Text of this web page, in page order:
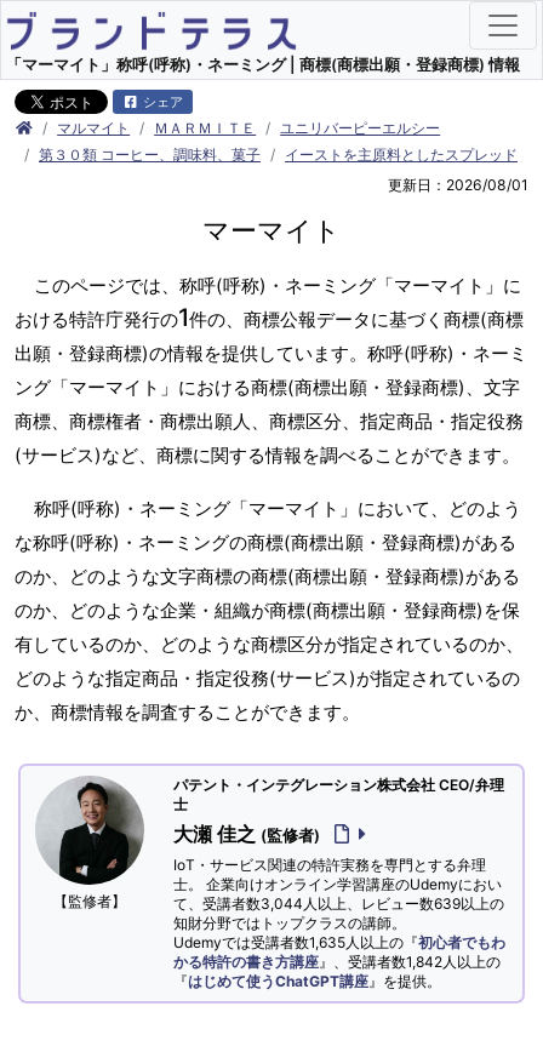
「マーマイト」称呼(呼称)・ネーミング | 商標(商標出願・登録商標) 情報
シェア
マルマイト ＭＡＲＭＩＴＥ
ユニリバーピーエルシー
第３０類 コーヒー、調味料、菓子
イーストを主原料としたスプレッド
更新日：2026/08/01
マーマイト
このページでは、称呼(呼称)・ネーミング「マーマイト」に
おける特許庁発行の1件の、商標公報データに基づく商標(商標
出願・登録商標)の情報を提供しています。称呼(呼称)・ネーミ
ング「マーマイト」における商標(商標出願・登録商標)、文字
商標、商標権者・商標出願人、商標区分、指定商品・指定役務
(サービス)など、商標に関する情報を調べることができます。
称呼(呼称)・ネーミング「マーマイト」において、どのよう
な称呼(呼称)・ネーミングの商標(商標出願・登録商標)がある
のか、どのような文字商標の商標(商標出願・登録商標)がある
のか、どのような企業・組織が商標(商標出願・登録商標)を保
有しているのか、どのような商標区分が指定されているのか、
どのような指定商品・指定役務(サービス)が指定されているの
か、商標情報を調査することができます。
【監修者】
パテント・インテグレーション株式会社 CEO/弁理
士
大瀬 佳之 (監修者)
IoT・サービス関連の特許実務を専門とする弁理
士。 企業向けオンライン学習講座のUdemyにおい
て、受講者数3,044人以上、レビュー数639以上の
知財分野ではトップクラスの講師。
Udemyでは受講者数1,635人以上の『初心者でもわ
かる特許の書き方講座 』、受講者数1,842人以上の
『はじめて使うChatGPT講座 』を提供。